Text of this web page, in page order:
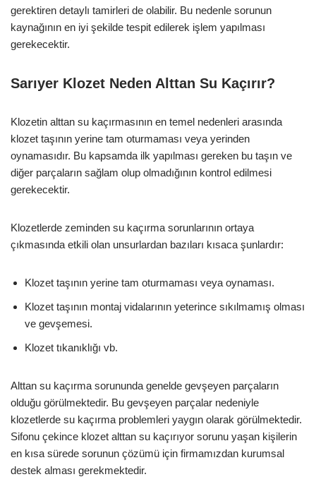
gerektiren detaylı tamirleri de olabilir. Bu nedenle sorunun
kaynağının en iyi şekilde tespit edilerek işlem yapılması
gerekecektir.
Sarıyer Klozet Neden Alttan Su Kaçırır?
Klozetin alttan su kaçırmasının en temel nedenleri arasında
klozet taşının yerine tam oturmaması veya yerinden
oynamasıdır. Bu kapsamda ilk yapılması gereken bu taşın ve
diğer parçaların sağlam olup olmadığının kontrol edilmesi
gerekecektir.
Klozetlerde zeminden su kaçırma sorunlarının ortaya
çıkmasında etkili olan unsurlardan bazıları kısaca şunlardır:
Klozet taşının yerine tam oturmaması veya oynaması.
Klozet taşının montaj vidalarının yeterince sıkılmamış olması
ve gevşemesi.
Klozet tıkanıklığı vb.
Alttan su kaçırma sorununda genelde gevşeyen parçaların
olduğu görülmektedir. Bu gevşeyen parçalar nedeniyle
klozetlerde su kaçırma problemleri yaygın olarak görülmektedir.
Sifonu çekince klozet alttan su kaçırıyor sorunu yaşan kişilerin
en kısa sürede sorunun çözümü için firmamızdan kurumsal
destek alması gerekmektedir.